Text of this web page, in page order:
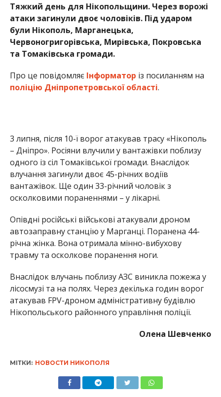
Тяжкий день для Нікопольщини. Через ворожі
атаки загинули двоє чоловіків. Під ударом
були Нікополь, Марганецька,
Червоногригорівська, Мирівська, Покровська
та Томаківська громади.
Про це повідомляє Інформатор із посиланням на
поліцію Дніпропетровської області.
3 липня, після 10-ї ворог атакував трасу «Нікополь
– Дніпро». Росіяни влучили у вантажівки поблизу
одного із сіл Томаківської громади. Внаслідок
влучання загинули двоє 45-річних водіїв
вантажівок. Ще один 33-річний чоловік з
осколковими пораненнями – у лікарні.
Опівдні російські військові атакували дроном
автозаправну станцію у Марганці. Поранена 44-
річна жінка. Вона отримала мінно-вибухову
травму та осколкове поранення ноги.
Внаслідок влучань поблизу АЗС виникла пожежа у
лісосмузі та на полях. Через декілька годин ворог
атакував FPV-дроном адміністративну будівлю
Нікопольського районного управління поліції.
Олена Шевченко
МІТКИ: НОВОСТИ НИКОПОЛЯ